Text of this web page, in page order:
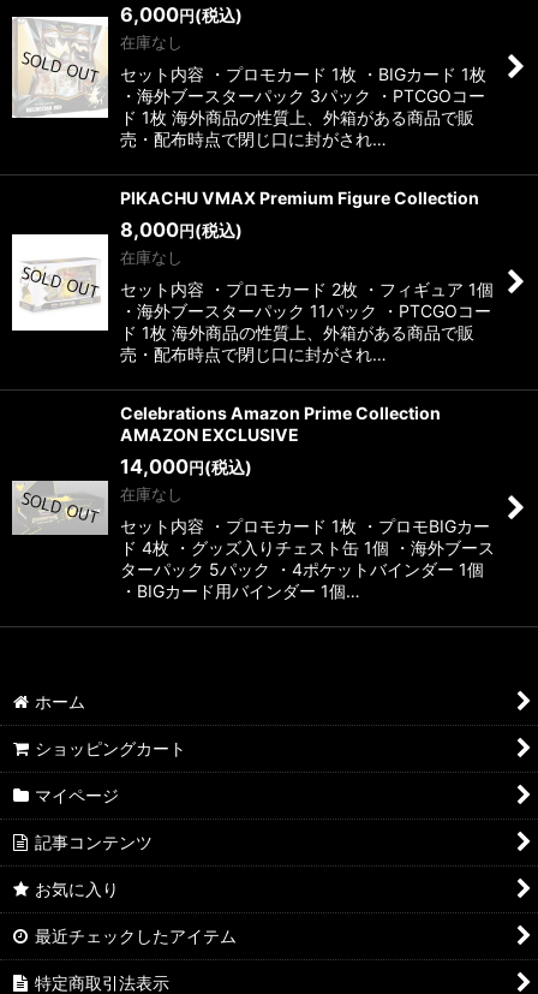
6,000円(税込)
在庫なし
セット内容 ・プロモカード 1枚 ・BIGカード 1枚
・海外ブースターパック 3パック ・PTCGOコー
ド 1枚 海外商品の性質上、外箱がある商品で販
売・配布時点で閉じ口に封がされ…
PIKACHU VMAX Premium Figure Collection
8,000円(税込)
在庫なし
セット内容 ・プロモカード 2枚 ・フィギュア 1個
・海外ブースターパック 11パック ・PTCGOコー
ド 1枚 海外商品の性質上、外箱がある商品で販
売・配布時点で閉じ口に封がされ…
Celebrations Amazon Prime Collection
AMAZON EXCLUSIVE
14,000円(税込)
在庫なし
セット内容 ・プロモカード 1枚 ・プロモBIGカー
ド 4枚 ・グッズ入りチェスト缶 1個 ・海外ブース
ターパック 5パック ・4ポケットバインダー 1個
・BIGカード用バインダー 1個…
ホーム
ショッピングカート
マイページ
記事コンテンツ
お気に入り
最近チェックしたアイテム
特定商取引法表示